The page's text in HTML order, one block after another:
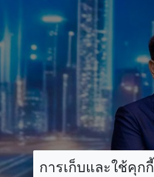
การเก็บและใช้คุกกี้